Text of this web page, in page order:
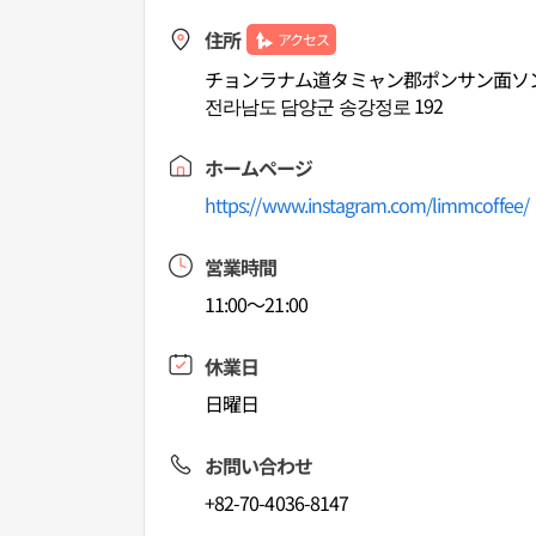
住所 アクセス
チョンラナム道タミャン郡ポンサン面
전라남도 담양군 송강정로 192
ホームページ
https://www.instagram.com/limmcoffee/
営業時間
11:00～21:00
休業日
日曜日
お問い合わせ
+82-70-4036-8147